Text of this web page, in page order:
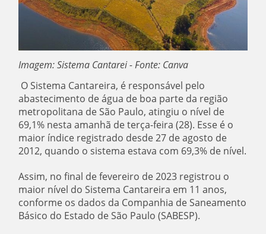
Imagem: Sistema Cantarei - Fonte: Canva
O Sistema Cantareira, é responsável pelo
abastecimento de água de boa parte da região
metropolitana de São Paulo, atingiu o nível de
69,1% nesta amanhã de terça-feira (28). Esse é o
maior índice registrado desde 27 de agosto de
2012, quando o sistema estava com 69,3% de nível.
Assim, no final de fevereiro de 2023 registrou o
maior nível do Sistema Cantareira em 11 anos,
conforme os dados da Companhia de Saneamento
Básico do Estado de São Paulo (SABESP).